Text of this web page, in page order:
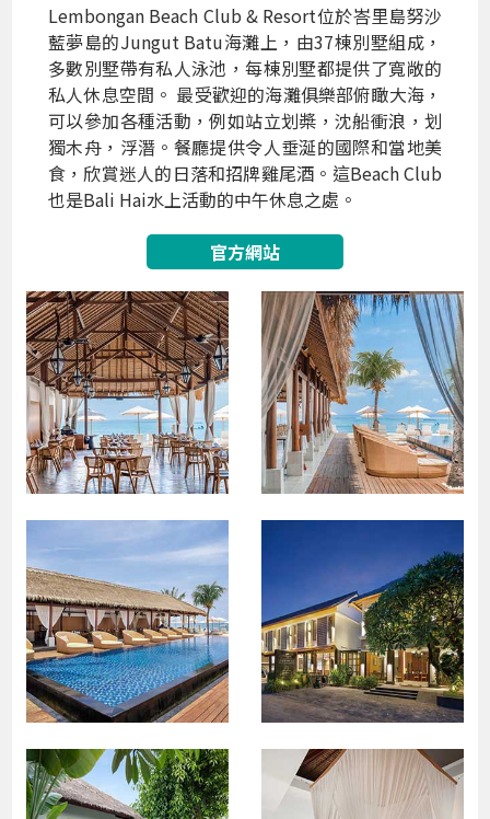
Lembongan Beach Club & Resort位於峇里島努沙
藍夢島的Jungut Batu海灘上，由37棟別墅組成，
多數別墅帶有私人泳池，每棟別墅都提供了寬敞的
私人休息空間。 最受歡迎的海灘俱樂部俯瞰大海，
可以參加各種活動，例如站立划槳，沈船衝浪，划
獨木舟，浮潛。餐廳提供令人垂涎的國際和當地美
食，欣賞迷人的日落和招牌雞尾酒。這Beach Club
也是Bali Hai水上活動的中午休息之處。
官方網站